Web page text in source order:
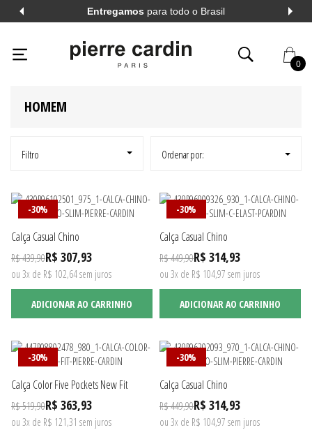
Entregamos para todo o Brasil
0
LONGA VER TODOS
CURTA
PIERRECARDIN HOMEM CINZA
Filtro
HOMEM
Ordenar por:
-30%
Calça Casual Chino
R$ 439,90R$ 307,93
ou 3x de R$ 102,64 sem juros
ADICIONAR AO CARRINHO
-30%
Calça Casual Chino
R$ 449,90R$ 314,93
ou 3x de R$ 104,97 sem juros
ADICIONAR AO CARRINHO
-30%
Calça Color Five Pockets New Fit
R$ 519,90R$ 363,93
ou 3x de R$ 121,31 sem juros
-30%
Calça Casual Chino
R$ 449,90R$ 314,93
ou 3x de R$ 104,97 sem juros